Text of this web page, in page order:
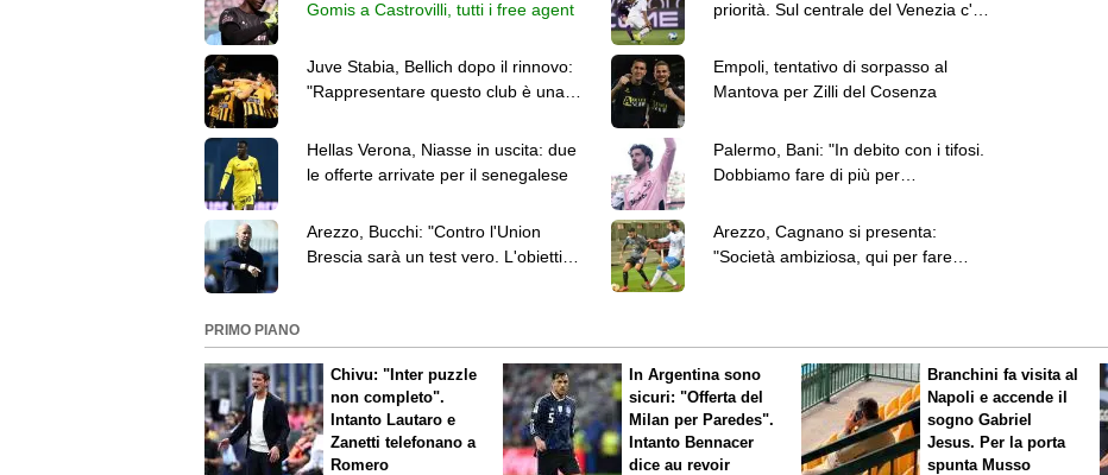
Gomis a Castrovilli, tutti i free agent
priorità. Sul centrale del Venezia c'è
Juve Stabia, Bellich dopo il rinnovo:
"Rappresentare questo club è una
Empoli, tentativo di sorpasso al
Mantova per Zilli del Cosenza
Hellas Verona, Niasse in uscita: due
le offerte arrivate per il senegalese
Palermo, Bani: "In debito con i tifosi.
Dobbiamo fare di più per
Arezzo, Bucchi: "Contro l'Union
Brescia sarà un test vero. L'obiettivo
Arezzo, Cagnano si presenta:
"Società ambiziosa, qui per fare
PRIMO PIANO
Chivu: "Inter puzzle
non completo".
Intanto Lautaro e
Zanetti telefonano a
Romero
In Argentina sono
sicuri: "Offerta del
Milan per Paredes".
Intanto Bennacer
diceau revoir
Branchini fa visita al
Napoli e accende il
sogno Gabriel
Jesus. Per la porta
spunta Musso